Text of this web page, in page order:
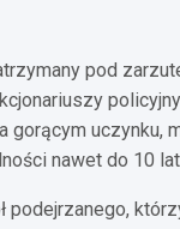
pod
gorącym uczynku,
nawet do 10
podejrzanego,